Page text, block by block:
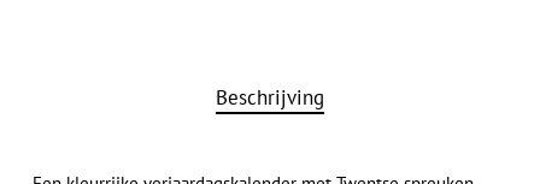
Beschrijving